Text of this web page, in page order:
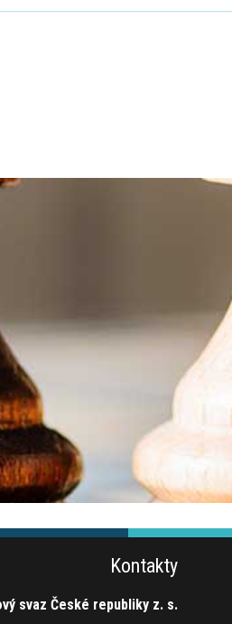
Kontakty
svaz České republiky z. s.